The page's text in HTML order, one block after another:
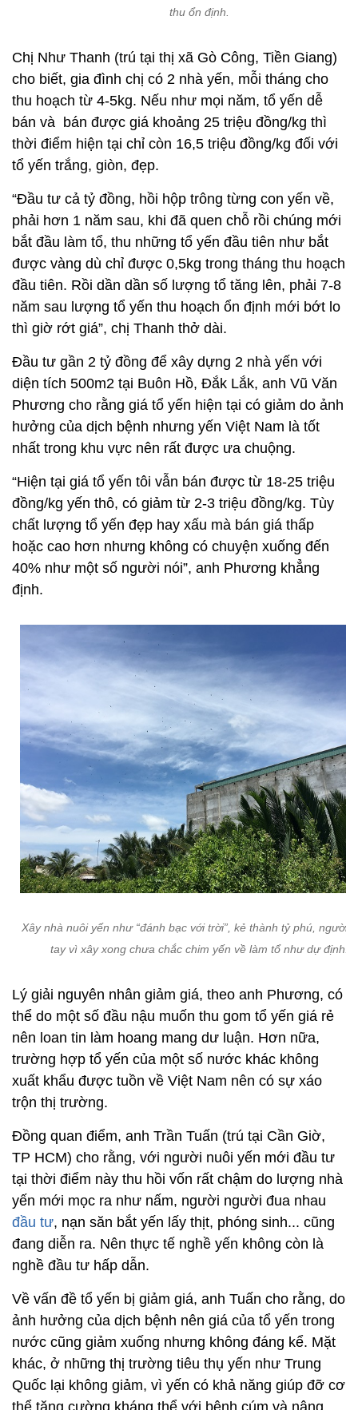
thu ổn định.
Chị Như Thanh (trú tại thị xã Gò Công, Tiền Giang)
cho biết, gia đình chị có 2 nhà yến, mỗi tháng cho
thu hoạch từ 4-5kg. Nếu như mọi năm, tổ yến dễ
bán và bán được giá khoảng 25 triệu đồng/kg thì
thời điểm hiện tại chỉ còn 16,5 triệu đồng/kg đối với
tổ yến trắng, giòn, đẹp.
“Đầu tư cả tỷ đồng, hồi hộp trông từng con yến về,
phải hơn 1 năm sau, khi đã quen chỗ rồi chúng mới
bắt đầu làm tổ, thu những tổ yến đầu tiên như bắt
được vàng dù chỉ được 0,5kg trong tháng thu hoạch
đầu tiên. Rồi dần dần số lượng tổ tăng lên, phải 7-8
năm sau lượng tổ yến thu hoạch ổn định mới bớt lo
thì giờ rớt giá”, chị Thanh thở dài.
Đầu tư gần 2 tỷ đồng để xây dựng 2 nhà yến với
diện tích 500m2 tại Buôn Hồ, Đắk Lắk, anh Vũ Văn
Phương cho rằng giá tổ yến hiện tại có giảm do ảnh
hưởng của dịch bệnh nhưng yến Việt Nam là tốt
nhất trong khu vực nên rất được ưa chuộng.
“Hiện tại giá tổ yến tôi vẫn bán được từ 18-25 triệu
đồng/kg yến thô, có giảm từ 2-3 triệu đồng/kg. Tùy
chất lượng tổ yến đẹp hay xấu mà bán giá thấp
hoặc cao hơn nhưng không có chuyện xuống đến
40% như một số người nói”, anh Phương khẳng
định.
Xây nhà nuôi yến như “đánh bạc với trời”, kẻ thành tỷ phú, người
tay vì xây xong chưa chắc chim yến về làm tổ như dự định.
Lý giải nguyên nhân giảm giá, theo anh Phương, có
thể do một số đầu nậu muốn thu gom tổ yến giá rẻ
nên loan tin làm hoang mang dư luận. Hơn nữa,
trường hợp tổ yến của một số nước khác không
xuất khẩu được tuồn về Việt Nam nên có sự xáo
trộn thị trường.
Đồng quan điểm, anh Trần Tuấn (trú tại Cần Giờ,
TP HCM) cho rằng, với người nuôi yến mới đầu tư
tại thời điểm này thu hồi vốn rất chậm do lượng nhà
yến mới mọc ra như nấm, người người đua nhau
đầu tư, nạn săn bắt yến lấy thịt, phóng sinh... cũng
đang diễn ra. Nên thực tế nghề yến không còn là
nghề đầu tư hấp dẫn.
Về vấn đề tổ yến bị giảm giá, anh Tuấn cho rằng, do
ảnh hưởng của dịch bệnh nên giá của tổ yến trong
nước cũng giảm xuống nhưng không đáng kể. Mặt
khác, ở những thị trường tiêu thụ yến như Trung
Quốc lại không giảm, vì yến có khả năng giúp đỡ cơ
thể tăng cường kháng thể với bệnh cúm và nâng